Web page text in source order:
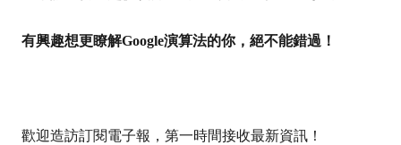
有興趣想更瞭解Google演算法的你，絕不能錯過！
歡迎造訪訂閱電子報，第一時間接收最新資訊！